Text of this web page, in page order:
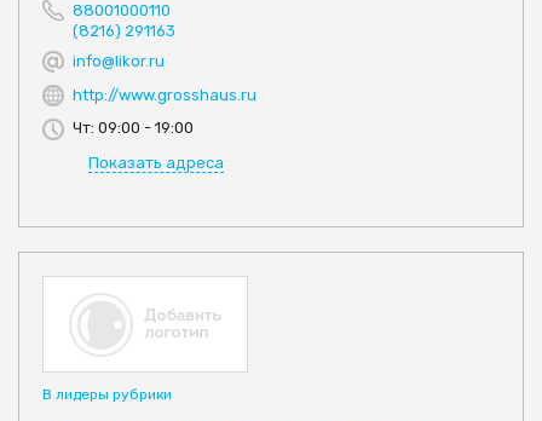
88001000110
(8216) 291163
info@likor.ru
http://www.grosshaus.ru
Чт: 09:00 - 19:00
Показать адреса
В лидеры рубрики